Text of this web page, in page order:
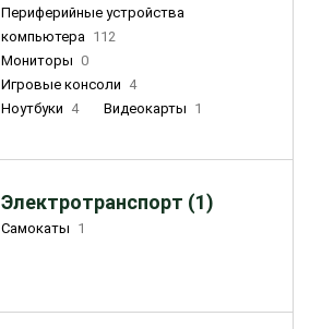
Периферийные устройства
компьютера 112
Мониторы 0
Игровые консоли 4
Ноутбуки 4 Видеокарты 1
Электротранспорт (1)
Самокаты 1